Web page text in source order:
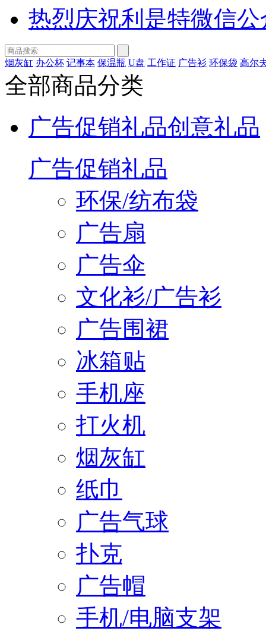
热烈庆祝利是特微信
烟灰缸 办公杯 记事本 保温瓶 U盘 工作证 广告衫 环保袋 高尔
全部商品分类
广告促销礼品创意礼品
广告促销礼品
环保/纺布袋
广告扇
广告伞
文化衫/广告衫
广告围裙
冰箱贴
手机座
打火机
烟灰缸
纸巾
广告气球
扑克
广告帽
手机/电脑支架